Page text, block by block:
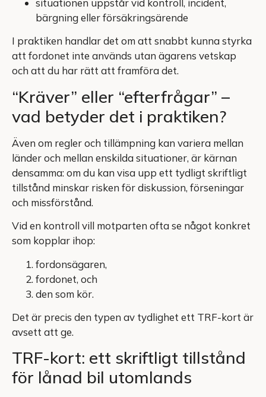
situationen uppstår vid kontroll, incident,
bärgning eller försäkringsärende
I praktiken handlar det om att snabbt kunna styrka
att fordonet inte används utan ägarens vetskap
och att du har rätt att framföra det.
“Kräver” eller “efterfrågar” –
vad betyder det i praktiken?
Även om regler och tillämpning kan variera mellan
länder och mellan enskilda situationer, är kärnan
densamma: om du kan visa upp ett tydligt skriftligt
tillstånd minskar risken för diskussion, förseningar
och missförstånd.
Vid en kontroll vill motparten ofta se något konkret
som kopplar ihop:
fordonsägaren,
fordonet, och
den som kör.
Det är precis den typen av tydlighet ett TRF-kort är
avsett att ge.
TRF-kort: ett skriftligt tillstånd
för lånad bil utomlands